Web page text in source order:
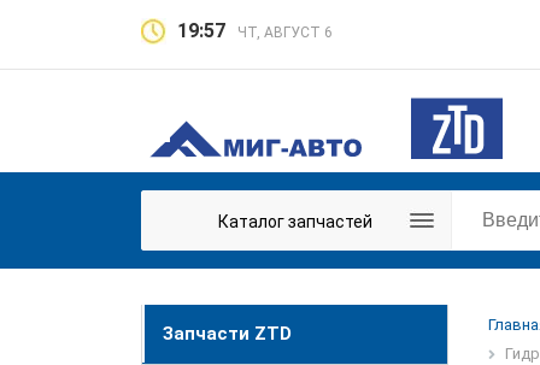
19:57 ЧТ, АВГУСТ 6
Каталог запчастей
Запчасти ZTD